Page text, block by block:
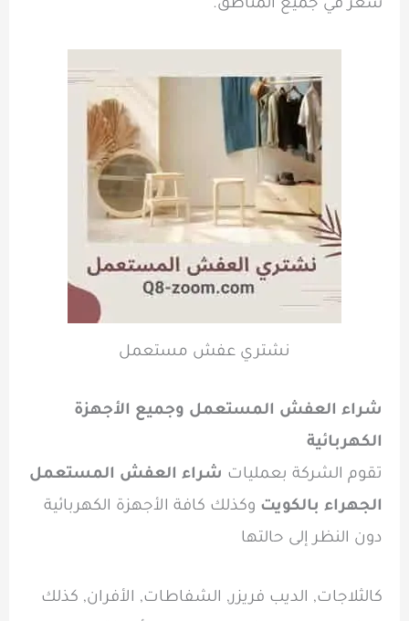
سعر في جميع المناطق.
نشتري عفش مستعمل
شراء العفش المستعمل وجميع الأجهزة
الكهربائية
تقوم الشركة بعمليات شراء العفش المستعمل
الجهراء بالكويت وكذلك كافة الأجهزة الكهربائية
دون النظر إلى حالتها
كالثلاجات, الديب فريزر, الشفاطات, الأفران, كذلك